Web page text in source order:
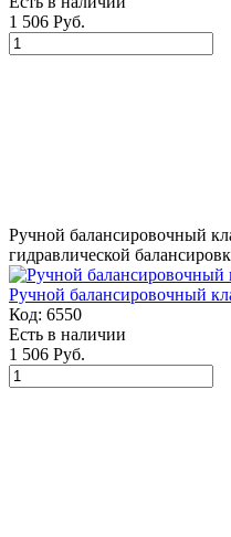
1 506 Руб.
Ручной балансировочный
гидравлической
Ручной балансировочный
Код: 6550
Есть в наличии
1 506 Руб.